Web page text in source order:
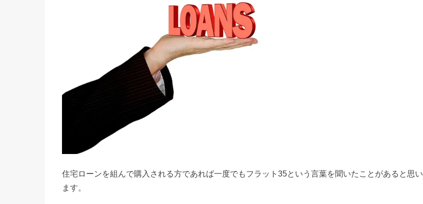
住宅ローンを組んで購入される方であれば一度でもフラット35という言葉を聞いたことがあると思い
ます。